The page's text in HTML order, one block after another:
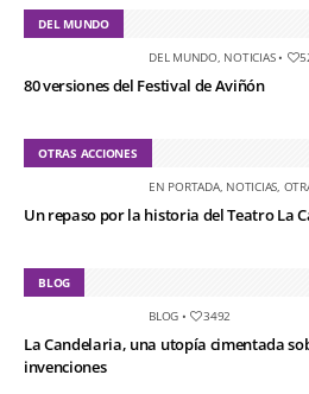
DEL MUNDO
DEL MUNDO, NOTICIAS•
80 versiones del Festival de Aviñón
OTRAS ACCIONES
EN PORTADA, NOTICIAS
Un repaso por la historia del Teatro La
BLOG
BLOG • 3492
La Candelaria, una utopía cimentada
invenciones